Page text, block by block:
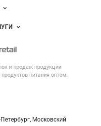
и продаж продукции
питания оптом.
Московский
данных
вода